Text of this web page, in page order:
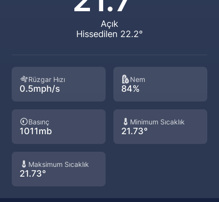
Açık
Hissedilen 22.2°
Rüzgar Hızı
0.5mph/s
Nem
84%
Basınç
1011mb
Minimum Sıcaklık
21.73°
Maksimum Sıcaklık
21.73°